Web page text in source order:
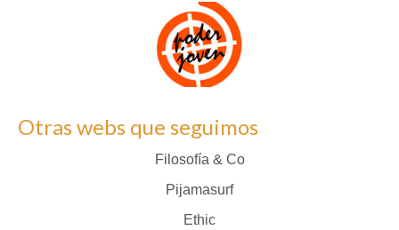
Otras webs que seguimos
Filosofía & Co
Pijamasurf
Ethic